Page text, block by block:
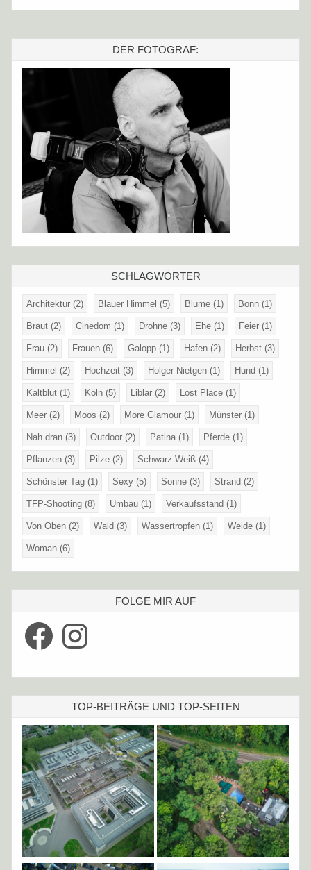
DER FOTOGRAF:
SCHLAGWÖRTER
Architektur (2) Blauer Himmel (5) Blume (1) Bonn (1)
Braut (2) Cinedom (1) Drohne (3) Ehe (1) Feier (1)
Frau (2) Frauen (6) Galopp (1) Hafen (2) Herbst (3)
Himmel (2) Hochzeit (3) Holger Nietgen (1) Hund (1)
Kaltblut (1) Köln (5) Liblar (2) Lost Place (1)
Meer (2) Moos (2) More Glamour (1) Münster (1)
Nah dran (3) Outdoor (2) Patina(1) Pferde (1)
Pflanzen (3) Pilze (2) Schwarz-Weiß (4)
Schönster Tag (1) Sexy (5) Sonne (3) Strand (2)
TFP-Shooting (8) Umbau (1) Verkaufsstand (1)
Von Oben (2) Wald (3) Wassertropfen (1) Weide (1)
Woman (6)
FOLGE MIR AUF
Facebook Instagram
TOP-BEITRÄGE UND TOP-SEITEN